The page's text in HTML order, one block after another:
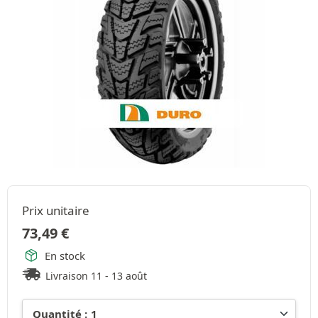
Prix unitaire
73,49€
En stock
Livraison 11 - 13 août